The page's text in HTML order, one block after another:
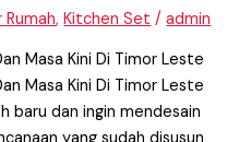
,Kitchen Set /admin
Masa Kini Di Timor Leste
Masa Kini Di Timor Leste
baru dan ingin mendesain
yang sudah disusun